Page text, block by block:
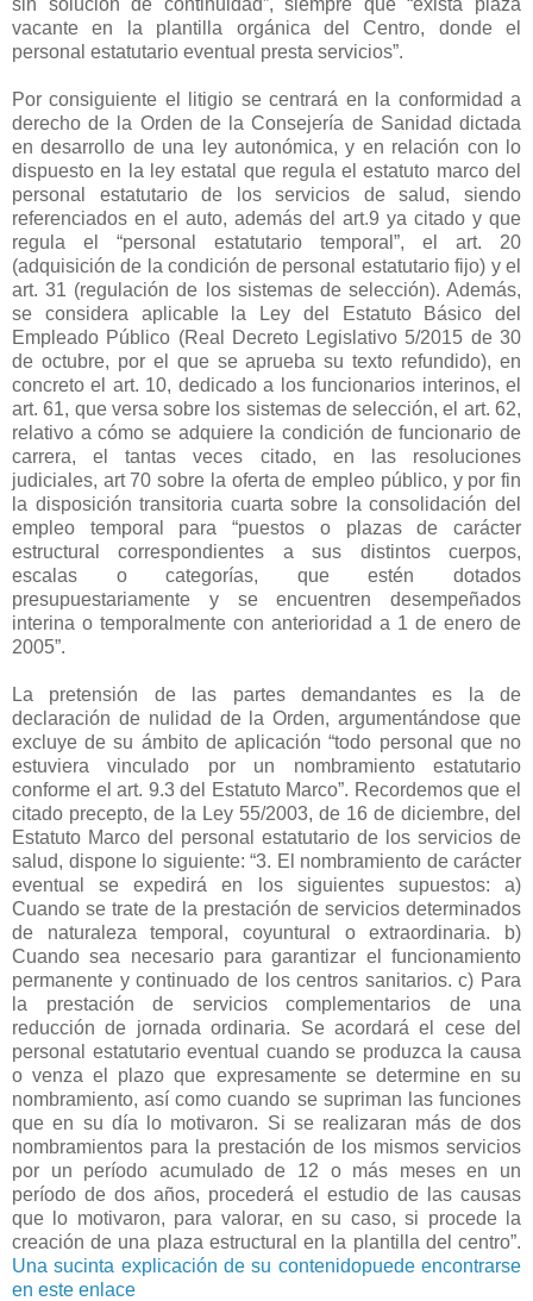
vacante en la plantilla orgánica del Centro, donde el
personal estatutario eventual presta servicios”.
Por consiguiente el litigio se centrará en la conformidad a
derecho de la Orden de la Consejería de Sanidad dictada
en desarrollo de una ley autonómica, y en relación con lo
dispuesto en la ley estatal que regula el estatuto marco del
personal estatutario de los servicios de salud, siendo
referenciados en el auto, además del art.9 ya citado y que
regula el “personal estatutario temporal”, el art. 20
(adquisición de la condición de personal estatutario fijo) y el
art. 31 (regulación de los sistemas de selección). Además,
se considera aplicable la Ley del Estatuto Básico del
Empleado Público (Real Decreto Legislativo 5/2015 de 30
de octubre, por el que se aprueba su texto refundido), en
concreto el art. 10, dedicado a los funcionarios interinos, el
art. 61, que versa sobre los sistemas de selección, el art. 62,
relativo a cómo se adquiere la condición de funcionario de
carrera, el tantas veces citado, en las resoluciones
judiciales, art 70 sobre la oferta de empleo público, y por fin
la disposición transitoria cuarta sobre la consolidación del
empleo temporal para “puestos o plazas de carácter
estructural correspondientes a sus distintos cuerpos,
escalas o categorías, que estén dotados
presupuestariamente y se encuentren desempeñados
interina o temporalmente con anterioridad a 1 de enero de
2005”.
La pretensión de las partes demandantes es la de
declaración de nulidad de la Orden, argumentándose que
excluye de su ámbito de aplicación “todo personal que no
estuviera vinculado por un nombramiento estatutario
conforme el art. 9.3 del Estatuto Marco”. Recordemos que el
citado precepto, de la Ley 55/2003, de 16 de diciembre, del
Estatuto Marco del personal estatutario de los servicios de
salud, dispone lo siguiente: “3. El nombramiento de carácter
eventual se expedirá en los siguientes supuestos: a)
Cuando se trate de la prestación de servicios determinados
de naturaleza temporal, coyuntural o extraordinaria. b)
Cuando sea necesario para garantizar el funcionamiento
permanente y continuado de los centros sanitarios. c) Para
la prestación de servicios complementarios de una
reducción de jornada ordinaria. Se acordará el cese del
personal estatutario eventual cuando se produzca la causa
o venza el plazo que expresamente se determine en su
nombramiento, así como cuando se supriman las funciones
que en su día lo motivaron. Si se realizaran más de dos
nombramientos para la prestación de los mismos servicios
por un período acumulado de 12 o más meses en un
período de dos años, procederá el estudio de las causas
que lo motivaron, para valorar, en su caso, si procede la
creación de una plaza estructural en la plantilla del centro”.
Una sucinta explicación de su contenidopuede encontrarse
en este enlace